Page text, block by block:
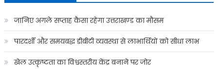
जानिए अगले सप्ताह कैसा रहेगा उत्तराखण्ड का मौसम
पारदर्शी और समयबद्ध डीबीटी व्यवस्था से लाभार्थियों को सीधा लाभ
खेल उत्कृष्टता का विश्वस्तरीय केंद्र बनाने पर जोर